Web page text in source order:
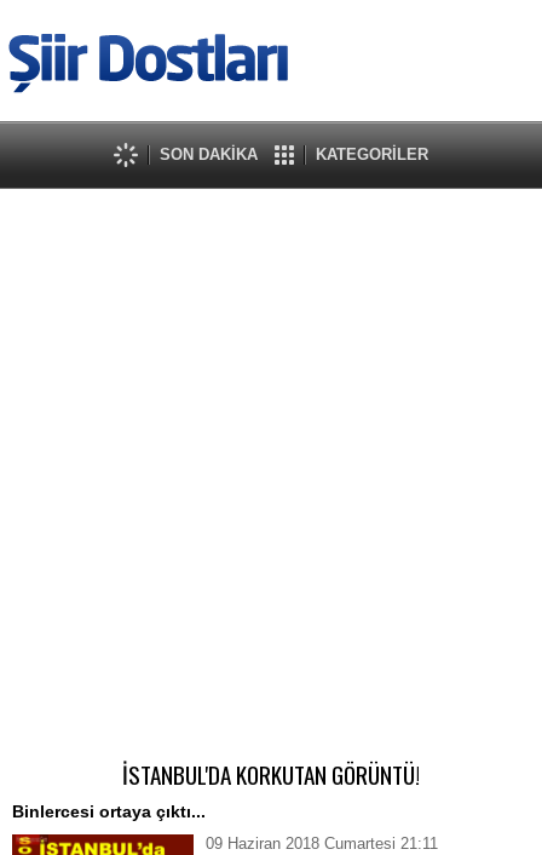
SON DAKİKA KATEGORİLER
İSTANBUL'DA KORKUTAN GÖRÜNTÜ!
Binlercesi ortaya çıktı...
09 Haziran 2018 Cumartesi 21:11